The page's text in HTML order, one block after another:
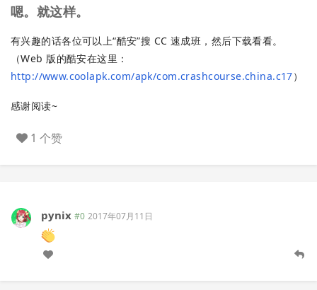
嗯。就这样。
有兴趣的话各位可以上“酷安”搜 CC 速成班，然后下载看看。
（Web 版的酷安在这里：
http://www.coolapk.com/apk/com.crashcourse.china.c17）
感谢阅读~
1 个赞
pynix #0 2017年07月11日